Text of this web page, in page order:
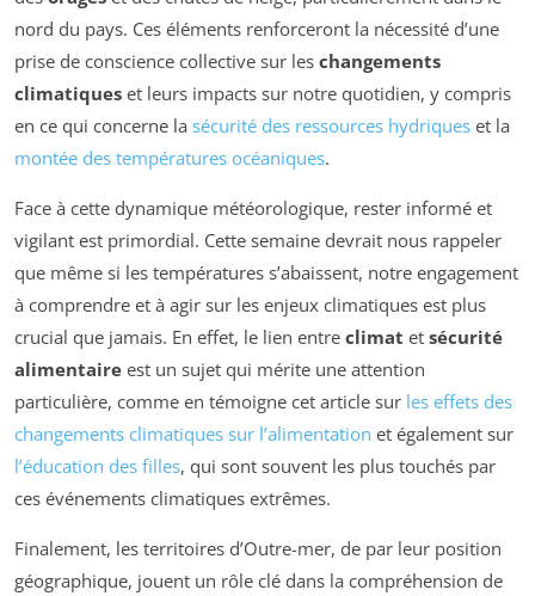
nord du pays. Ces éléments renforceront la nécessité d’une
prise de conscience collective sur les changements
climatiques et leurs impacts sur notre quotidien, y compris
en ce qui concerne la sécurité des ressources hydriques et la
montée des températures océaniques.
Face à cette dynamique météorologique, rester informé et
vigilant est primordial. Cette semaine devrait nous rappeler
que même si les températures s’abaissent, notre engagement
à comprendre et à agir sur les enjeux climatiques est plus
crucial que jamais. En effet, le lien entre climat et sécurité
alimentaire est un sujet qui mérite une attention
particulière, comme en témoigne cet article sur les effets des
changements climatiques sur l’alimentation et également sur
l’éducation des filles, qui sont souvent les plus touchés par
ces événements climatiques extrêmes.
Finalement, les territoires d’Outre-mer, de par leur position
géographique, jouent un rôle clé dans la compréhension de